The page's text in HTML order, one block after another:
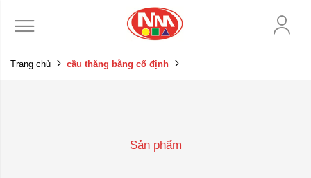
Trang chủ cầu thăng bằng cố định
Sản phẩm